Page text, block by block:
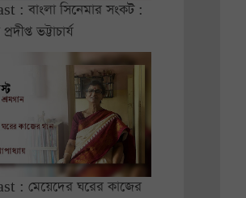
: বাংলা সিনেমার সংকট :
ভট্টাচার্য
: মেয়েদের ঘরের কাজের